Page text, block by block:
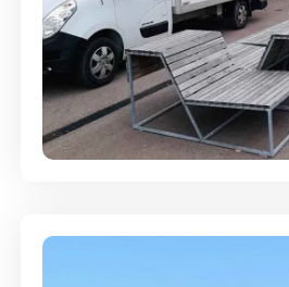
Umzugsreinigung - mit
Abgabegarantie